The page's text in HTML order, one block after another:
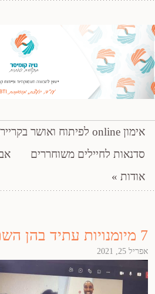
נויה קומיסר –
דילוג לתוכן
אימון online לפיתוח ואושר בקריירה
סדנאות לחיילים משוחררים
אודות
7 מיומנויות עתיד בהן השתמשתי השנה
אפריל 25, 2021